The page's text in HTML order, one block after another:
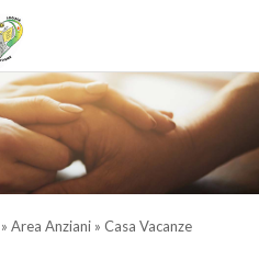
» Area Anziani » Casa Vacanze